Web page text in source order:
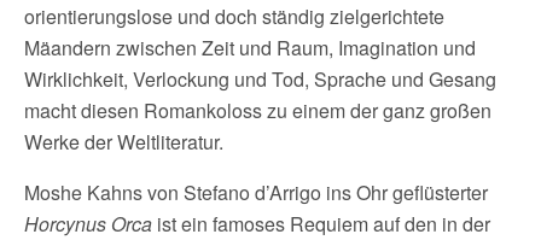
orientierungslose und doch ständig zielgerichtete
Mäandern zwischen Zeit und Raum, Imagination und
Wirklichkeit, Verlockung und Tod, Sprache und Gesang
macht diesen Romankoloss zu einem der ganz großen
Werke der Weltliteratur.
Moshe Kahns von Stefano d’Arrigo ins Ohr geflüsterter
Horcynus Orca ist ein famoses Requiem auf den in der